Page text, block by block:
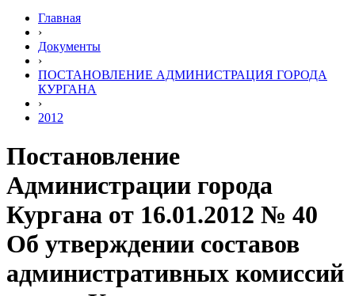
Главная
›
Документы
›
ПОСТАНОВЛЕНИЕ АДМИНИСТРАЦИЯ ГОРОДА
КУРГАНА
›
2012
Постановление
Администрации города
Кургана от 16.01.2012 № 40
Об утверждении составов
административных комиссий